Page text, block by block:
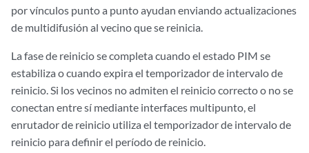
por vínculos punto a punto ayudan enviando actualizaciones
de multidifusión al vecino que se reinicia.
La fase de reinicio se completa cuando el estado PIM se
estabiliza o cuando expira el temporizador de intervalo de
reinicio. Si los vecinos no admiten el reinicio correcto o no se
conectan entre sí mediante interfaces multipunto, el
enrutador de reinicio utiliza el temporizador de intervalo de
reinicio para definir el período de reinicio.